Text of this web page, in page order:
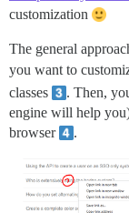
customization
The general
you want to
classes
. Then,
engine will help
browser
.